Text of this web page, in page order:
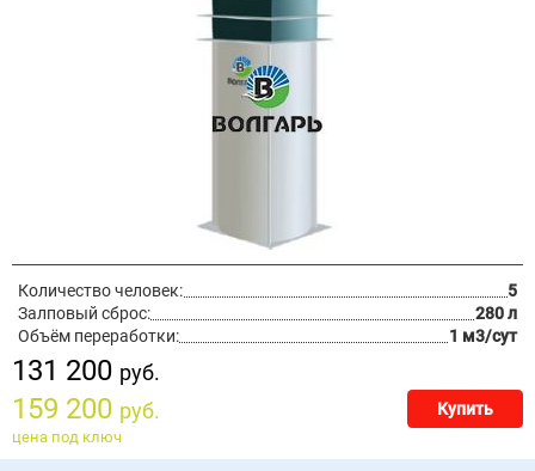
Количество человек:
5
Залповый сброс:
280 л
Объём переработки:
1 м3/сут
131 200 руб.
159 200 руб. Купить
цена под ключ